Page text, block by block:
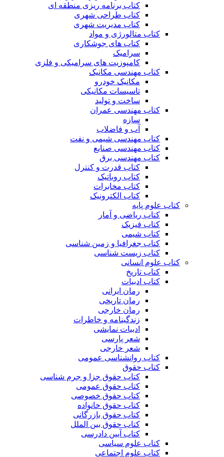
کتاب برنامه ریزی منطقه ای
کتاب طراحی شهری
کتاب مدیریت شهری
کتاب متالورژی و مواد
کتاب های جوشکاری
سرامیک
کامپوزیت های سرامیکی و فلزی
کتاب مهندسی مکانیک
مکانیک خودرو
تاسیسات مکانیکی
ساخت و تولید
کتاب مهندسی عمران
سازه
آب و فاضلاب
کتاب مهندسی شیمی و نفت
کتاب مهندسی صنایع
کتاب مهندسی برق
کتاب قدرت و کنترل
کتاب روباتیک
کتاب مخابرات
کتاب الکترونیک
کتاب علوم پایه
کتاب ریاضی و آمار
کتاب فیزیک
کتاب شیمی
کتاب جغرافیا و زمین شناسی
کتاب زیست شناسی
کتاب علوم انسانی
کتاب تاریخ
کتاب ادبیات
رمان ایرانی
رمان تاریخی
رمان خارجی
زندگینامه و خاطرات
ادبیات نمایشی
شعر پارسی
شعر خارجی
کتاب روانشناسی عمومی
کتاب حقوق
کتاب حقوق جزا و جرم شناسی
کتاب حقوق عمومی
کتاب حقوق خصوصی
کتاب حقوق خانواده
کتاب حقوق بازرگانی
کتاب حقوق بین الملل
کتاب آیین دادرسی
کتاب علوم سیاسی
کتاب علوم اجتماعی